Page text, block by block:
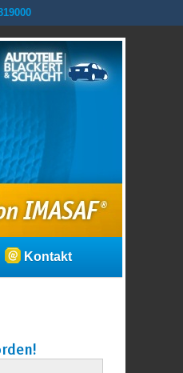
Kontakt